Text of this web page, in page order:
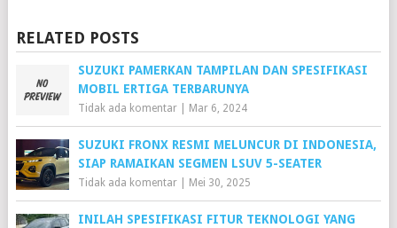
RELATED POSTS
SUZUKI PAMERKAN TAMPILAN DAN SPESIFIKASI
MOBIL ERTIGA TERBARUNYA
Tidak ada komentar| Mar 6, 2024
SUZUKI FRONX RESMI MELUNCUR DI INDONESIA,
SIAP RAMAIKAN SEGMEN LSUV 5-SEATER
Tidak ada komentar| Mei 30, 2025
INILAH SPESIFIKASI FITUR TEKNOLOGI YANG